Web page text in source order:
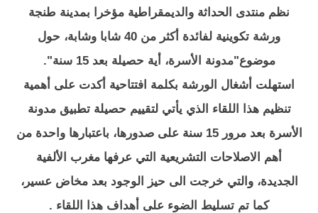
نظم منتدى الحداثة والديمقراطية مؤخرا بمدينة طنجة
ورشة تكوينية لفائدة أكثر من 40 شابا وشابة، حول
موضوع"مدونة الأسرة، أية حصيلة بعد 15 سنة".
استهلت أشغال الورشة بكلمة افتتاحية أكدت على أهمية
تنظيم هذا اللقاء الذي يأتي لتقييم حصيلة تطبيق مدونة
الأسرة بعد مرور 15 سنة على صدورها، باعتبارها واحدة من
أهم الاصلاحات التشريعية التي عرفها مغرب الألفية
الجديدة، والتي خرجت الى حيز الوجود بعد مخاض عسير،
كما تم تسليط الضوء على أهداف هذا اللقاء .